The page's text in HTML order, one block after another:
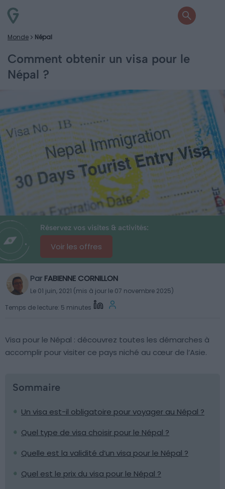
Monde Népal
Comment obtenir un visa pour le
Népal ?
Réservez vos visites & activités:
Voir les offres
Par FABIENNE CORNILLON
Le 01 juin, 2021 (mis à jour le 07 novembre 2025)
Temps de lecture: 5 minutes
Visa pour le Népal : découvrez toutes les démarches à
accomplir pour visiter ce pays niché au cœur de l’Asie.
Sommaire
Un visa est-il obligatoire pour voyager au Népal ?
Quel type de visa choisir pour le Népal ?
Quelle est la validité d’un visa pour le Népal ?
Quel est le prix du visa pour le Népal ?